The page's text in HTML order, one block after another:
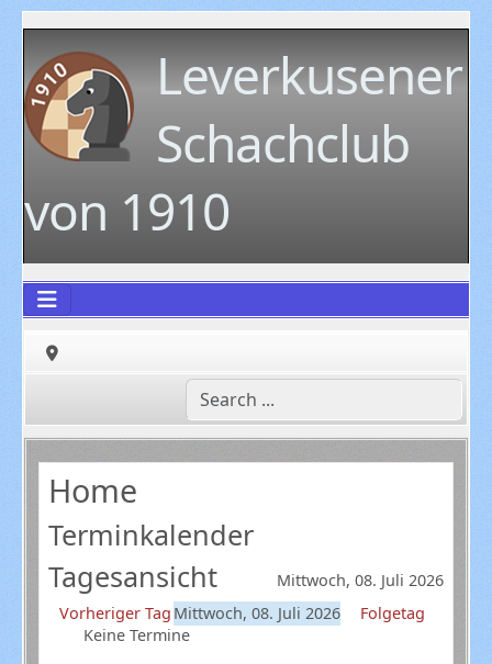
Leverkusener
Schachclub
von 1910
Home
Terminkalender
Tagesansicht
Mittwoch, 08. Juli 2026
Vorheriger Tag Mittwoch, 08. Juli 2026
Folgetag
Keine Termine